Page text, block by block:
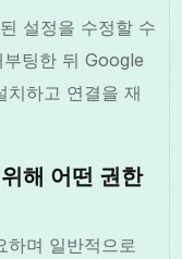
설정을 수정할 수
팅한 뒤 Google
하고 연결을 재
해 어떤 권한
며 일반적으로